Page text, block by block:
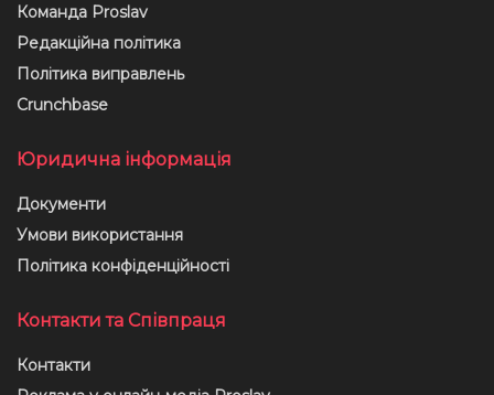
Команда Proslav
Редакційна політика
Політика виправлень
Crunchbase
Юридична інформація
Документи
Умови використання
Політика конфіденційності
Контакти та Співпраця
Контакти